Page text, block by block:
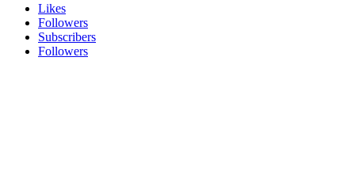
Likes
Followers
Subscribers
Followers